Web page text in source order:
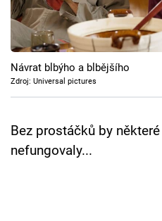
Cool Esport
Pořady
TV Program
Přihlášení
Návrat blbýho a blbějšího
Zdroj: Universal pictures
Bez prostáčků by
nefungovaly...